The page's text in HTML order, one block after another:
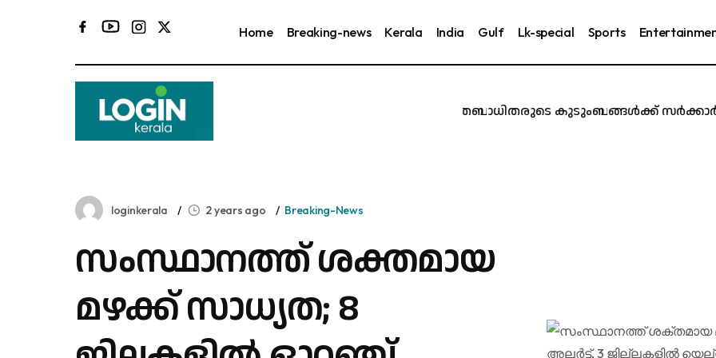
Home Breaking-news Kerala India Gulf Lk-special Sports
കരൂർ ദുരന്തബാധിതരുടെ കുടുംബങ്ങൾക്ക് സർക്കാർ
loginkerala 2 years ago Breaking-News
സംസ്ഥാനത്ത് ശക്തമായ
മഴക്ക് സാധ്യത; 8